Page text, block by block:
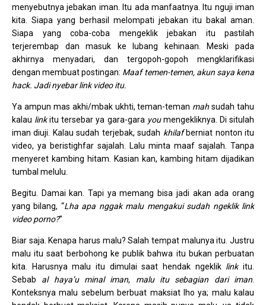
menyebutnya jebakan iman. Itu ada manfaatnya. Itu nguji iman
kita. Siapa yang berhasil melompati jebakan itu bakal aman.
Siapa yang coba-coba mengeklik jebakan itu pastilah
terjerembap dan masuk ke lubang kehinaan. Meski pada
akhirnya menyadari, dan tergopoh-gopoh mengklarifikasi
dengan membuat postingan: Maaf temen-temen, akun saya kena
hack. Jadi nyebar link video itu.
Ya ampun mas akhi/mbak ukhti, teman-teman mah sudah tahu
kalau linkitu tersebar ya gara-gara youmengekliknya. Di situlah
iman diuji. Kalau sudah terjebak, sudah khilafberniat nonton itu
video, ya beristighfar sajalah. Lalu minta maaf sajalah. Tanpa
menyeret kambing hitam. Kasian kan, kambing hitam dijadikan
tumbal melulu.
Begitu. Damai kan. Tapi ya memang bisa jadi akan ada orang
yang bilang, “Lha apa nggak malu mengakui sudah ngeklik link
video porno?”
Biar saja. Kenapa harus malu? Salah tempat malunya itu. Justru
malu itu saat berbohong ke publik bahwa itu bukan perbuatan
kita. Harusnya malu itu dimulai saat hendak ngeklik linkitu.
Sebab al haya’u minal iman, malu itu sebagian dari iman
Konteksnya malu sebelum berbuat maksiat lho ya; malu kalau